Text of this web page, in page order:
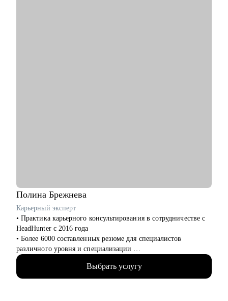
Полина Брежнева
Карьерный эксперт
• Практика карьерного консультирования в сотрудничестве с
HeadHunter с 2016 года
• Более 6000 составленных резюме для специалистов
различного уровня и специализации
• Более 2500 продуктивных карьерных сессий
• Лучший результат 2022 года по оценке удовлетворенности
клиентов
Выбрать услугу